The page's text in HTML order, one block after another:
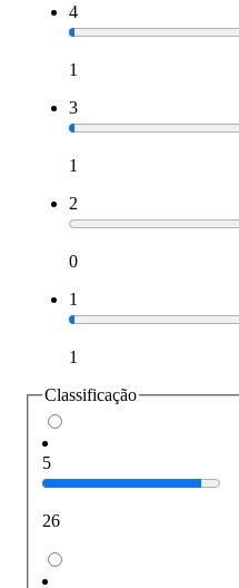
4
1
3
1
2
0
1
1
Classificação
5
26